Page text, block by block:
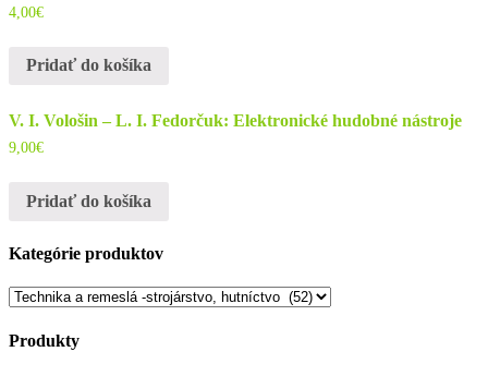
4,00€
Pridať do košíka
V. I. Vološin – L. I. Fedorčuk: Elektronické hudobné nástroje
9,00€
Pridať do košíka
Kategórie produktov
Produkty